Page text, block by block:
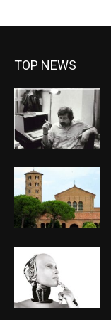
TOP NEWS